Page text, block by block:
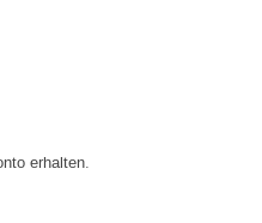
erhalten.